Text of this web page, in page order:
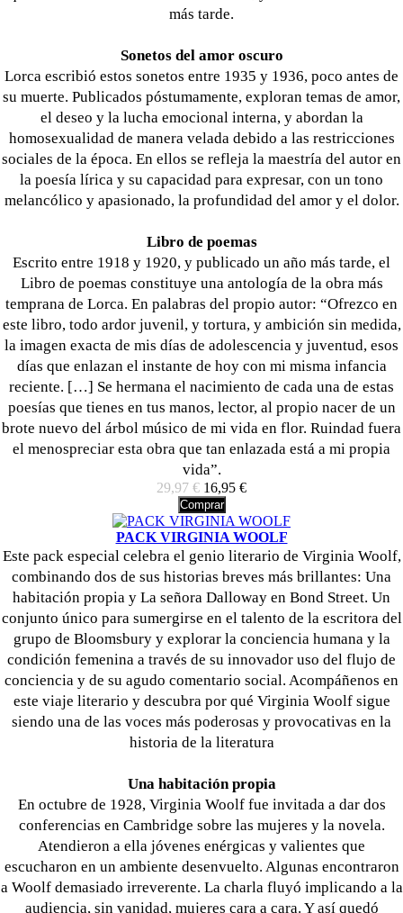
más tarde.
Sonetos del amor oscuro
Lorca escribió estos sonetos entre 1935 y 1936, poco antes de
su muerte. Publicados póstumamente, exploran temas de amor,
el deseo y la lucha emocional interna, y abordan la
homosexualidad de manera velada debido a las restricciones
sociales de la época. En ellos se refleja la maestría del autor en
la poesía lírica y su capacidad para expresar, con un tono
melancólico y apasionado, la profundidad del amor y el dolor.
Libro de poemas
Escrito entre 1918 y 1920, y publicado un año más tarde, el
Libro de poemas constituye una antología de la obra más
temprana de Lorca. En palabras del propio autor: “Ofrezco en
este libro, todo ardor juvenil, y tortura, y ambición sin medida,
la imagen exacta de mis días de adolescencia y juventud, esos
días que enlazan el instante de hoy con mi misma infancia
reciente. […] Se hermana el nacimiento de cada una de estas
poesías que tienes en tus manos, lector, al propio nacer de un
brote nuevo del árbol músico de mi vida en flor. Ruindad fuera
el menospreciar esta obra que tan enlazada está a mi propia
vida”.
29,97 € 16,95 €
Comprar
PACK VIRGINIA WOOLF
Este pack especial celebra el genio literario de Virginia Woolf,
combinando dos de sus historias breves más brillantes: Una
habitación propia y La señora Dalloway en Bond Street. Un
conjunto único para sumergirse en el talento de la escritora del
grupo de Bloomsbury y explorar la conciencia humana y la
condición femenina a través de su innovador uso del flujo de
conciencia y de su agudo comentario social. Acompáñenos en
este viaje literario y descubra por qué Virginia Woolf sigue
siendo una de las voces más poderosas y provocativas en la
historia de la literatura
Una habitación propia
En octubre de 1928, Virginia Woolf fue invitada a dar dos
conferencias en Cambridge sobre las mujeres y la novela.
Atendieron a ella jóvenes enérgicas y valientes que
escucharon en un ambiente desenvuelto. Algunas encontraron
a Woolf demasiado irreverente. La charla fluyó implicando a la
audiencia, sin vanidad, mujeres cara a cara. Y así quedó